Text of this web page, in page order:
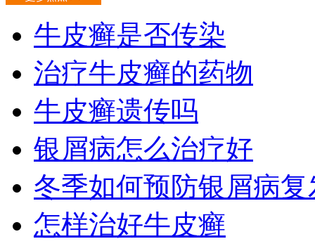
牛皮癣是否传染
治疗牛皮癣的药物
牛皮癣遗传吗
银屑病怎么治疗好
冬季如何预防银屑病复
怎样治好牛皮癣